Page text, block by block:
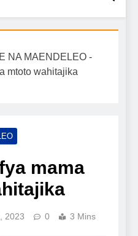
na burudani kwa Kiswahili,
NA MAENDELEO -
mtoto wahitajika
mama
2023 0 3 Mins